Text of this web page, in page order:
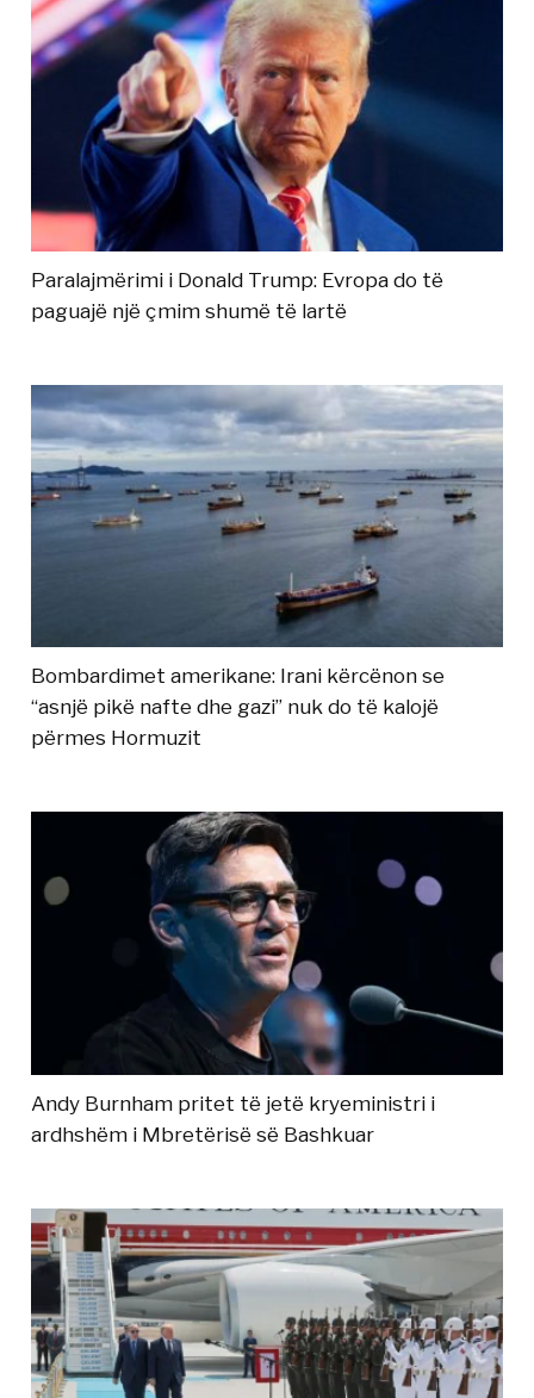
Paralajmërimi i Donald Trump: Evropa do të
paguajë një çmim shumë të lartë
Bombardimet amerikane: Irani kërcënon se
“asnjë pikë nafte dhe gazi” nuk do të kalojë
përmes Hormuzit
Andy Burnham pritet të jetë kryeministri i
ardhshëm i Mbretërisë së Bashkuar